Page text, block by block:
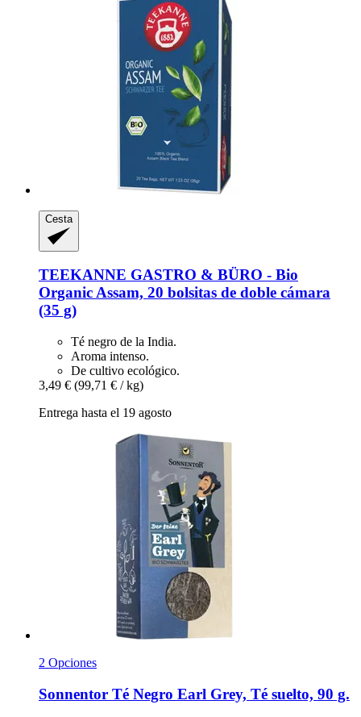
Cesta
TEEKANNE GASTRO & BÜRO -​ Bio
Organic Assam, 20 bolsitas de doble cámara
(35 g)
Té negro de la India.
Aroma intenso.
De cultivo ecológico.
3,49 € (99,71 € / kg)
Entrega hasta el 19 agosto
2 Opciones
Sonnentor Té Negro Earl Grey, Té suelto, 90 g.